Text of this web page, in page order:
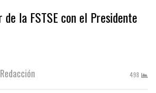
de la FSTSE con el Presidente
Author
Redacción 498